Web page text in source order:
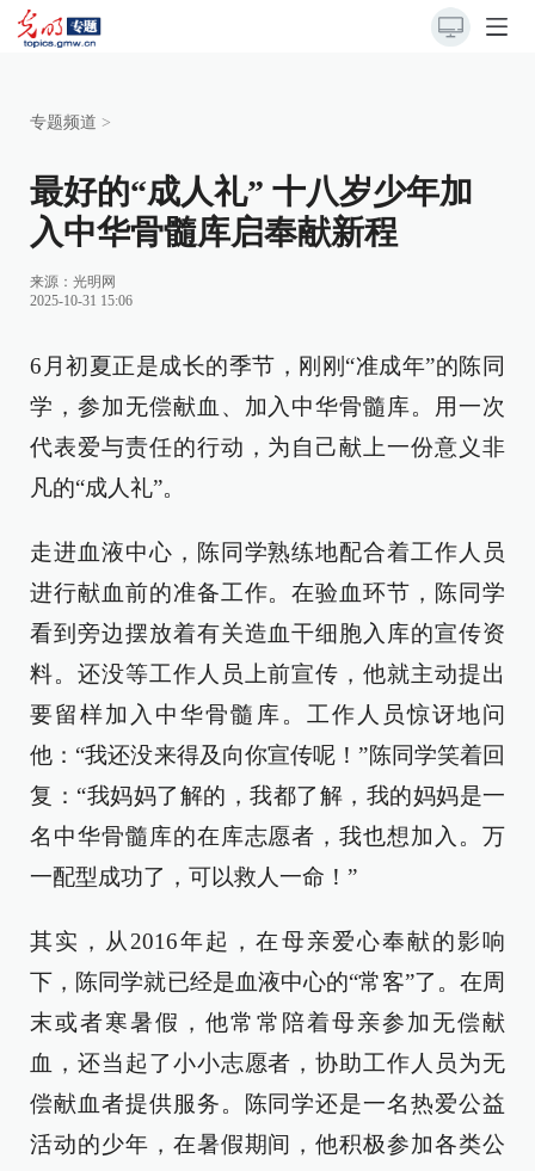
专题频道 >
最好的“成人礼” 十八岁少年加
入中华骨髓库启奉献新程
来源： 光明网
2025-10-31 15:06
6月初夏正是成长的季节，刚刚“准成年”的陈同
学，参加无偿献血、加入中华骨髓库。用一次
代表爱与责任的行动，为自己献上一份意义非
凡的“成人礼”。
走进血液中心，陈同学熟练地配合着工作人员
进行献血前的准备工作。在验血环节，陈同学
看到旁边摆放着有关造血干细胞入库的宣传资
料。还没等工作人员上前宣传，他就主动提出
要留样加入中华骨髓库。工作人员惊讶地问
他：“我还没来得及向你宣传呢！”陈同学笑着回
复：“我妈妈了解的，我都了解，我的妈妈是一
名中华骨髓库的在库志愿者，我也想加入。万
一配型成功了，可以救人一命！”
其实，从2016年起，在母亲爱心奉献的影响
下，陈同学就已经是血液中心的“常客”了。在周
末或者寒暑假，他常常陪着母亲参加无偿献
血，还当起了小小志愿者，协助工作人员为无
偿献血者提供服务。陈同学还是一名热爱公益
活动的少年，在暑假期间，他积极参加各类公